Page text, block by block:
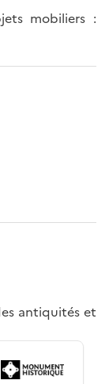
mobiliers :
antiquités et